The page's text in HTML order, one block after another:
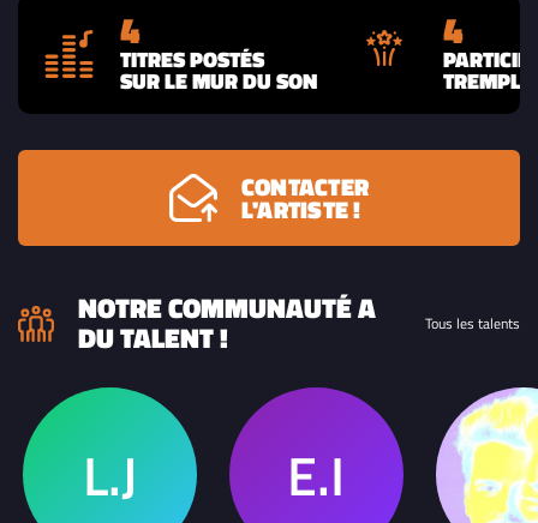
4
TITRES POSTÉS
SUR LE MUR DU SON
4
CONTACTER
L'ARTISTE !
NOTRE COMMUNAUTÉ A
DU TALENT ! Tous les talents